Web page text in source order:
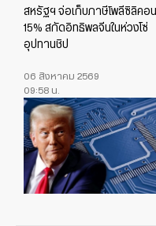
สหรัฐฯ จ่อเก็บภาษีโพลีซิลิคอน
15% สกัดอิทธิพลจีนในห่วงโซ่
อุปทานชิป
06 สิงหาคม 2569
09:58 น.